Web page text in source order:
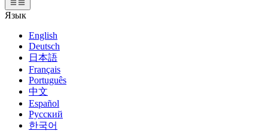
Движок Unity
Создавайте 2D и 3D игры для любой платформы
Совместная работа
Сотрудничайте и быстро вносите изменения с вашей командой
Загрузить Unity
Тарифы и цены
Развертывание
Многоплатформенность
3D сотрудничество
Создавайте и просматривайте 3D проекты в реальном времени
Иммерсивное обучение
Обучение в иммерсивных средах
Пользовательские опыты
Создавайте интерактивные 3D опыты
Отрасли
Производство
Документация
Инструменты для разработчиков
Версии релизов и трекер проблем
План развития
Обзор предстоящих функций
Глоссарий
Обсуждения
События
Глобальные и местные события
Истории сообщества
Made with Unity
Показ Unity-креаторов
Unity Learn
Освойте навыки Unity бесплатно
Профессиональное обучение
Повышайте уровень своей команды с тренерами Unity
Не использовали Unity раньше
С чего начать
Приступите к обучению
Основные пути Unity
Получить помощь
Помогаем вам добиться успеха с Unity
Планы успеха
Достигайте своих целей быстрее с помощью экспертов
FAQ
Ответы на часто задаваемые вопросы
Связаться с нами
Свяжитесь с нашей командой
Язык
English
Deutsch
日本語
Français
Português
中文
Español
Русский
한국어